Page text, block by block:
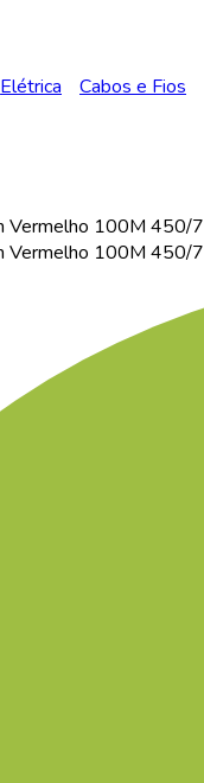
Elétrica Cabos e Fios